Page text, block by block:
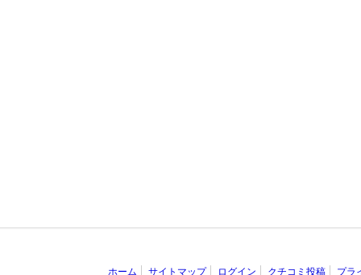
ホーム サイトマップ ログイン クチコミ投稿 プラ